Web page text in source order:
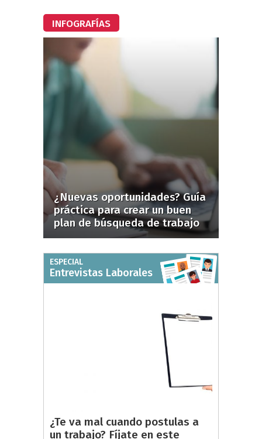
INFOGRAFÍAS
¿Nuevas oportunidades? Guía
práctica para crear un buen
plan de búsqueda de trabajo
ESPECIAL
Entrevistas Laborales
¿Te va mal cuando postulas a
un trabajo? Fíjate en este